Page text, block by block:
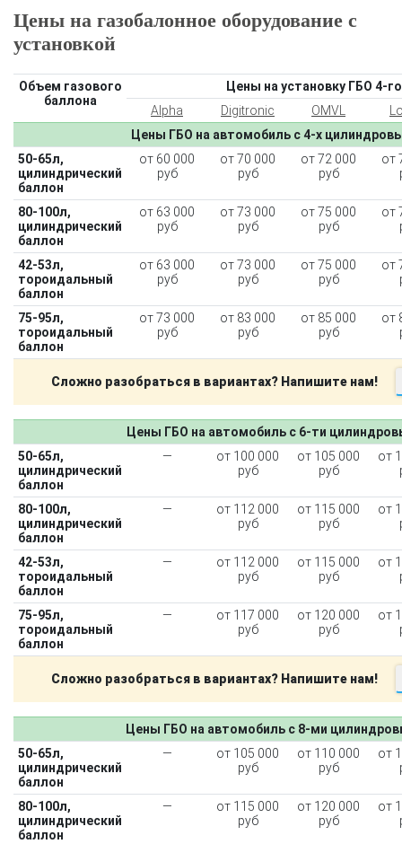
Цены на газобалонное оборудование с
установкой
Объем газового
баллона
Цены на установку ГБО 4-
Alpha
Digitronic OMVL
Цены ГБО на автомобиль с 4-х
50-65л,
цилиндрический
баллон
от 60 000
руб
от 70 000
руб
от 72 000
руб
от
80-100л,
цилиндрический
баллон
от 63 000
руб
от 73 000
руб
от 75 000
руб
от
42-53л,
тороидальный
баллон
от 63 000
руб
от 73 000
руб
от 75 000
руб
от
75-95л,
тороидальный
баллон
от 73 000
руб
от 83 000
руб
от 85 000
руб
от
Сложно разобраться в вариантах? Напишите нам!
Цены ГБО на автомобиль с 6-ти
50-65л,
цилиндрический
баллон
—
от 100 000
руб
от 105 000
руб
от
80-100л,
цилиндрический
баллон
—
от 112 000
руб
от 115 000
руб
от
42-53л,
тороидальный
баллон
—
от 112 000
руб
от 115 000
руб
от
75-95л,
тороидальный
баллон
—
от 117 000
руб
от 120 000
руб
от
Сложно разобраться в вариантах? Напишите нам!
Цены ГБО на автомобиль с 8-ми
50-65л,
цилиндрический
баллон
—
от 105 000
руб
от 110 000
руб
от
80-100л,
цилиндрический
баллон
—
от 115 000
руб
от 120 000
руб
от